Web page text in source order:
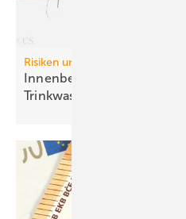
Risiken und Regelwerke:
Inn enbeschichtungen in
Trinkwasser-Installationen